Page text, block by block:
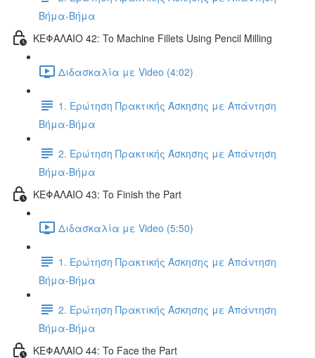
Βήμα-Βήμα
ΚΕΦΑΛΑΙΟ 42: To Machine Fillets Using Pencil Milling
Διδασκαλία με Video (4:02)
1. Ερώτηση Πρακτικής Άσκησης με Απάντηση
Βήμα-Βήμα
2. Ερώτηση Πρακτικής Άσκησης με Απάντηση
Βήμα-Βήμα
ΚΕΦΑΛΑΙΟ 43: To Finish the Part
Διδασκαλία με Video (5:50)
1. Ερώτηση Πρακτικής Άσκησης με Απάντηση
Βήμα-Βήμα
2. Ερώτηση Πρακτικής Άσκησης με Απάντηση
Βήμα-Βήμα
ΚΕΦΑΛΑΙΟ 44: To Face the Part